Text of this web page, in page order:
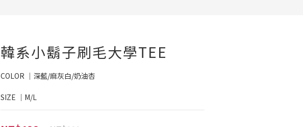
韓系小鬍子刷毛大學TEE
COLOR ｜深藍/麻灰白/奶油杏
SIZE ｜M/L